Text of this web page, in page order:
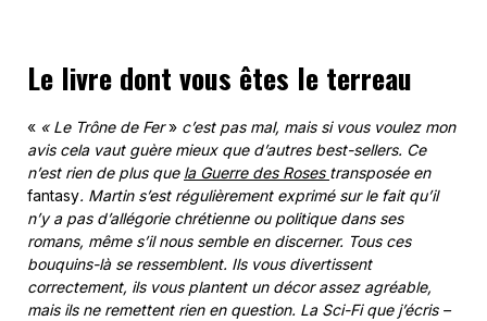
Le livre dont vous êtes le terreau
« « Le Trône de Fer» c’est pas mal, mais si vous voulez mon
avis cela vaut guère mieux que d’autres best-sellers. Ce
n’est rien de plus que la Guerre des Roses transposée en
fantasy. Martin s’est régulièrement exprimé sur le fait qu’il
n’y a pas d’allégorie chrétienne ou politique dans ses
romans, même s’il nous semble en discerner. Tous ces
bouquins-là se ressemblent. Ils vous divertissent
correctement, ils vous plantent un décor assez agréable,
mais ils ne remettent rien en question. La Sci-Fi que j’écris –